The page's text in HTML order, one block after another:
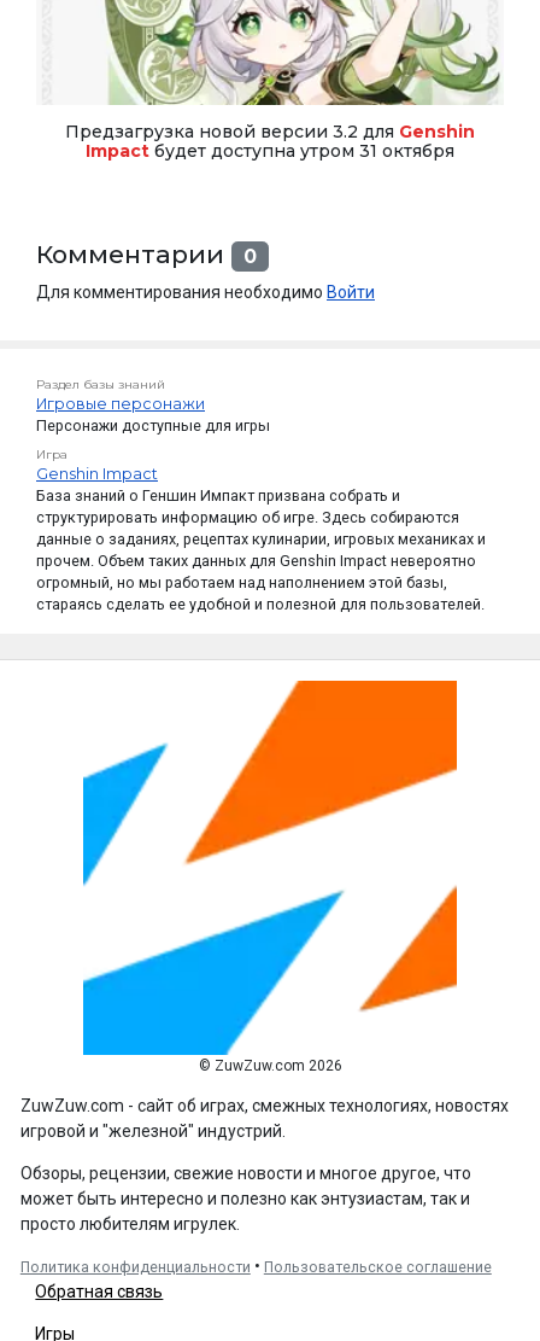
Предзагрузка новой версии 3.2 для Genshin
Impact будет доступна утром 31 октября
Комментарии 0
Для комментирования необходимо Войти
Раздел базы знаний
Игровые персонажи
Персонажи доступные для игры
Игра
Genshin Impact
База знаний о Геншин Импакт призвана собрать и
структурировать информацию об игре. Здесь собираются
данные о заданиях, рецептах кулинарии, игровых механиках и
прочем. Объем таких данных для Genshin Impact невероятно
огромный, но мы работаем над наполнением этой базы,
стараясь сделать ее удобной и полезной для пользователей.
© ZuwZuw.com 2026
ZuwZuw.com - сайт об играх, смежных технологиях, новостях
игровой и "железной" индустрий.
Обзоры, рецензии, свежие новости и многое другое, что
может быть интересно и полезно как энтузиастам, так и
просто любителям игрулек.
Политика конфиденциальности • Пользовательское соглашение
Обратная связь
Игры